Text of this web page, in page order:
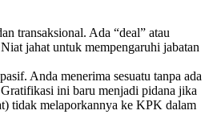
transaksional. Ada “deal” atau
jahat untuk mempengaruhi jabatan
Anda menerima sesuatu tanpa ada
ini baru menjadi pidana jika
tidak melaporkannya ke KPK dalam